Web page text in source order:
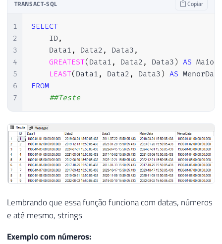
TRANSACT-SQL Copiar
1
2
3
4
5
6
7
SELECT
    ID
,
    Data1
, Data2 , Data3 ,
GREATEST( Data1 , Data2 , Data3 ) AS
LEAST( Data1 , Data2 , Data3 ) AS
FROM
##Teste
Lembrando que essa função funciona com datas, números
e até mesmo, strings
Exemplo com números: